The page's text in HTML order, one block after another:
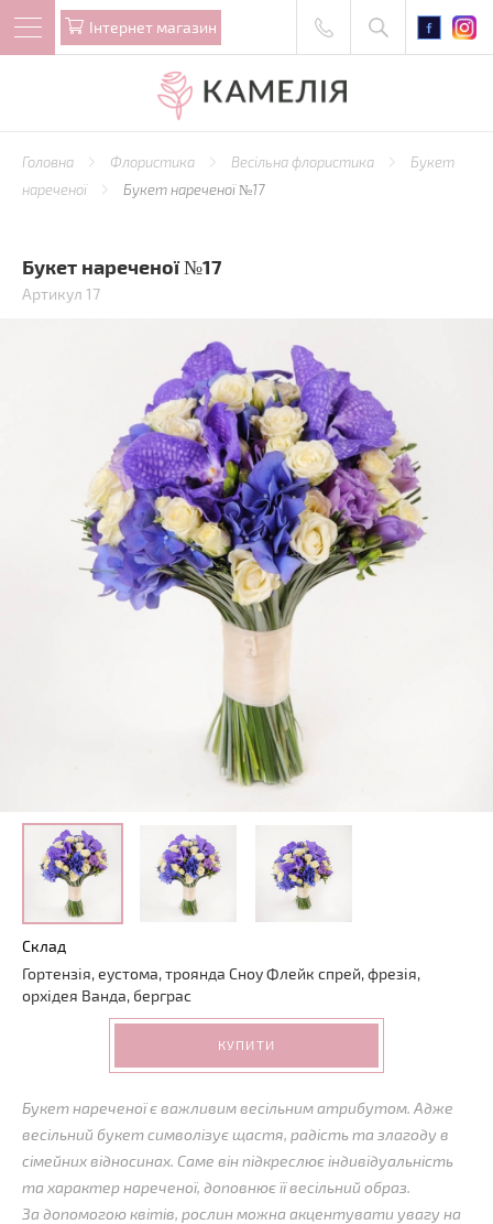
Iнтернет магазин
Головна Флористика Весільна флористика
Букет
нареченої
Букет нареченої №17
Букет нареченої №17
Артикул 17
Склад
Гортензія,еустома,троянда Сноу Флейк спрей,фрезія,
орхідея Ванда, берграс
КУПИТИ
Букет нареченої є важливим весільним атрибутом. Адже
весільний букет символізує щастя, радість та злагоду в
сімейних відносинах. Саме він підкреслює індивідуальність
та характер нареченої, доповнює її весільний образ.
За допомогою квітів, рослин можна акцентувати увагу на